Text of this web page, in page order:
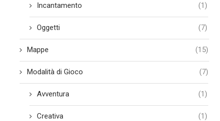
Incantamento (1)
Oggetti (7)
Mappe (15)
Modalità di Gioco (7)
Avventura (1)
Creativa (1)